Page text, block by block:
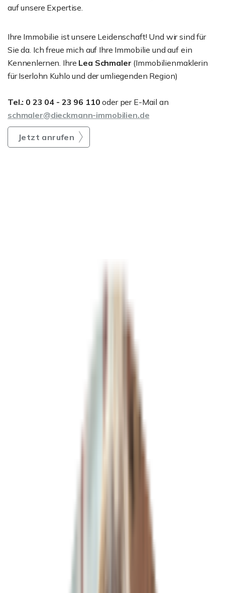
auf unsere Expertise.
Ihre Immobilie ist unsere Leidenschaft! Und wir sind für
Sie da. Ich freue mich auf Ihre Immobilie und auf ein
Kennenlernen. Ihre Lea Schmaler (Immobilienmaklerin
für Iserlohn Kuhlo und der umliegenden Region)
Tel.: 0 23 04 - 23 96 110oder per E-Mail an
schmaler@dieckmann-immobilien.de
Jetzt anrufen